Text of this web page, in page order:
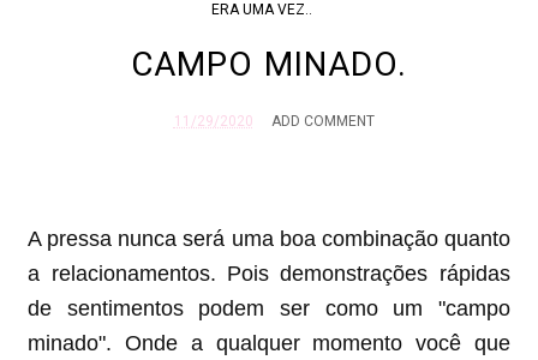
ERA UMA VEZ..
CAMPO MINADO.
11/29/2020 ADD COMMENT
A pressa nunca será uma boa combinação quanto
a relacionamentos. Pois demonstrações rápidas
de sentimentos podem ser como um "campo
minado". Onde a qualquer momento você que